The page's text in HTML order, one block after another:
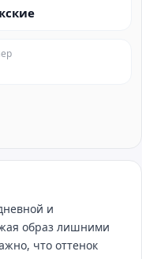
и
образ лишними
что оттенок